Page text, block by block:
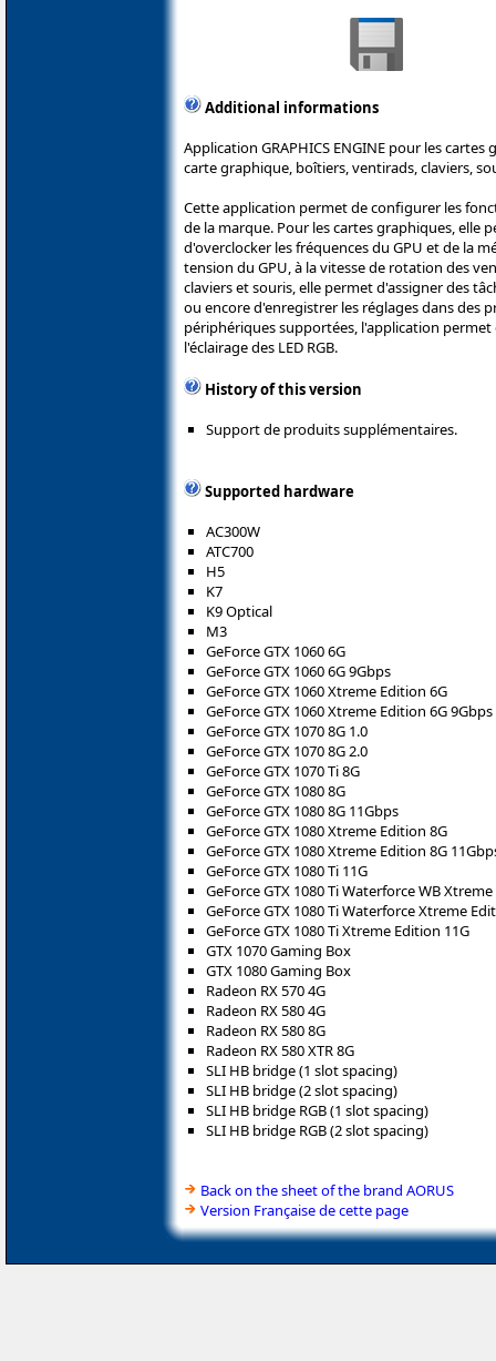
Additional informations
Application GRAPHICS ENGINE pour les
carte graphique, boîtiers, ventirads, claviers,
Cette application permet de configurer les
de la marque. Pour les cartes graphiques, elle
d'overclocker les fréquences du GPU et de la
tension du GPU, à la vitesse de rotation des
claviers et souris, elle permet d'assigner des
ou encore d'enregistrer les réglages dans des
périphériques supportées, l'application
l'éclairage des LED RGB.
History of this version
Support de produits supplémentaires.
Supported hardware
AC300W
ATC700
H5
K7
K9 Optical
M3
GeForce GTX 1060 6G
GeForce GTX 1060 6G 9Gbps
GeForce GTX 1060 Xtreme Edition 6G
GeForce GTX 1060 Xtreme Edition 6G 9Gbps
GeForce GTX 1070 8G 1.0
GeForce GTX 1070 8G 2.0
GeForce GTX 1070 Ti 8G
GeForce GTX 1080 8G
GeForce GTX 1080 8G 11Gbps
GeForce GTX 1080 Xtreme Edition 8G
GeForce GTX 1080 Xtreme Edition 8G
GeForce GTX 1080 Ti 11G
GeForce GTX 1080 Ti Waterforce WB
GeForce GTX 1080 Ti Waterforce Xtreme
GeForce GTX 1080 Ti Xtreme Edition 11G
GTX 1070 Gaming Box
GTX 1080 Gaming Box
Radeon RX 570 4G
Radeon RX 580 4G
Radeon RX 580 8G
Radeon RX 580 XTR 8G
SLI HB bridge (1 slot spacing)
SLI HB bridge (2 slot spacing)
SLI HB bridge RGB (1 slot spacing)
SLI HB bridge RGB (2 slot spacing)
Back on the sheet of the brand AORUS
Version Française de cette page